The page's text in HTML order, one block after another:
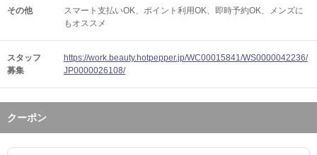
その他 スマート支払いOK ポイント利用OK 即時予約OK
メンズに
もオススメ
スタッフ
募集
https://work.beauty.hotpepper.jp/WC00015841/WS0000042236/
JP0000026108/
クーポン